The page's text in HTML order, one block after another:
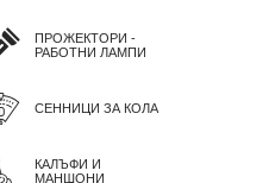
ПРОЖЕКТОРИ -
РАБОТНИ ЛАМПИ
СЕННИЦИ ЗА КОЛА
КАЛЪФИ И
МАНШОНИ